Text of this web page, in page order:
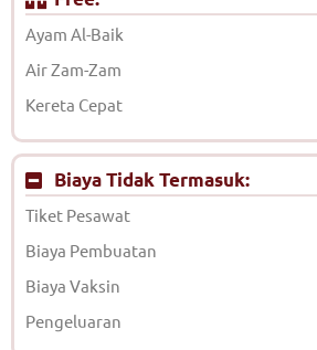
Ayam Al-Baik
Air Zam-Zam
Kereta Cepat
Biaya Tidak Termasuk:
Tiket Pesawat
Biaya Pembuatan
Biaya Vaksin
Pengeluaran